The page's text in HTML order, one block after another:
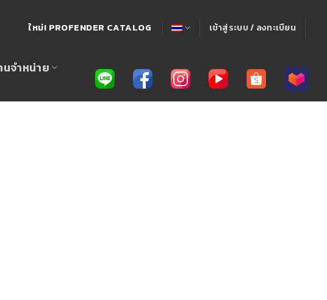
ใหม่! PROFENDER CATALOG เข้าสู่ระบบ / ลงทะเบียน
จำหน่าย